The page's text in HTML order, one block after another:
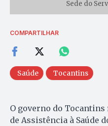
Sede do
COMPARTILHAR
Saúde Tocantins
O governo do Tocantins
de Assistência à Saúde